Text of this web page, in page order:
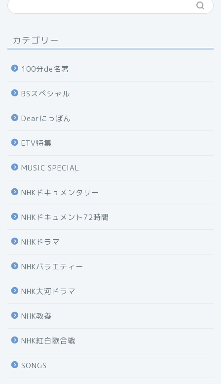
カテゴリー
100分de名著
BSスペシャル
Dearにっぽん
ETV特集
MUSIC SPECIAL
NHKドキュメンタリー
NHKドキュメント72時間
NHKドラマ
NHKバラエティー
NHK大河ドラマ
NHK教養
NHK紅白歌合戦
SONGS